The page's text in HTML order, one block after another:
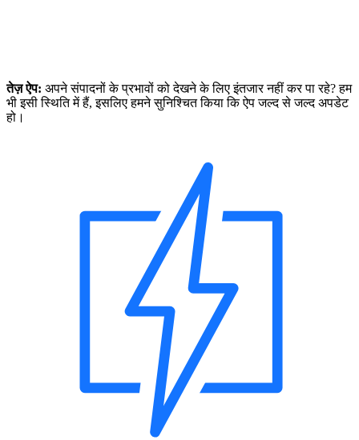
तेज़ ऐप: अपने संपादनों के प्रभावों को देखने के लिए इंतजार नहीं कर पा रहे? हम
भी इसी स्थिति में हैं, इसलिए हमने सुनिश्चित किया कि ऐप जल्द से जल्द अपडेट
हो।